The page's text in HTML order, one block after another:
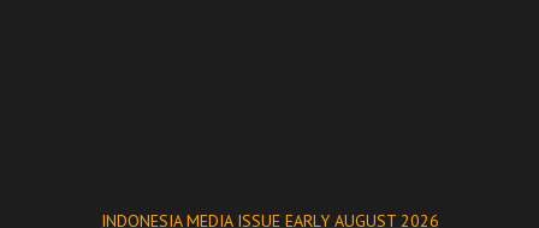
INDONESIA MEDIA ISSUE EARLY AUGUST 2026